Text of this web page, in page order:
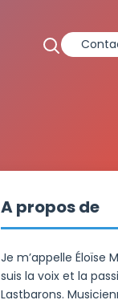
A propos de
Je m’appelle Éloïse
suis la voix et la
Lastbarons.